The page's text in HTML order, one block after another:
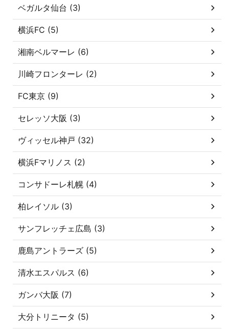
ベガルタ仙台 (3)
横浜FC (5)
湘南ベルマーレ (6)
川崎フロンターレ (2)
FC東京 (9)
セレッソ大阪 (3)
ヴィッセル神戸 (32)
横浜Fマリノス (2)
コンサドーレ札幌 (4)
柏レイソル (3)
サンフレッチェ広島 (3)
鹿島アントラーズ (5)
清水エスパルス (6)
ガンバ大阪 (7)
大分トリニータ (5)